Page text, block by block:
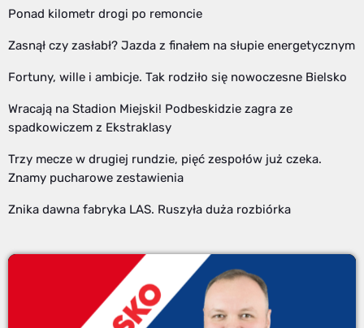
Ponad kilometr drogi po remoncie
Zasnął czy zasłabł? Jazda z finałem na słupie energetycznym
Fortuny, wille i ambicje. Tak rodziło się nowoczesne Bielsko
Wracają na Stadion Miejski! Podbeskidzie zagra ze
spadkowiczem z Ekstraklasy
Trzy mecze w drugiej rundzie, pięć zespołów już czeka.
Znamy pucharowe zestawienia
Znika dawna fabryka LAS. Ruszyła duża rozbiórka